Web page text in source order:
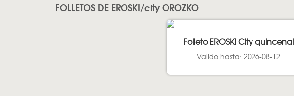
FOLLETOS DE EROSKI/city OROZKO
Folleto EROSKI City quincenal
Valido hasta: 2026-08-12